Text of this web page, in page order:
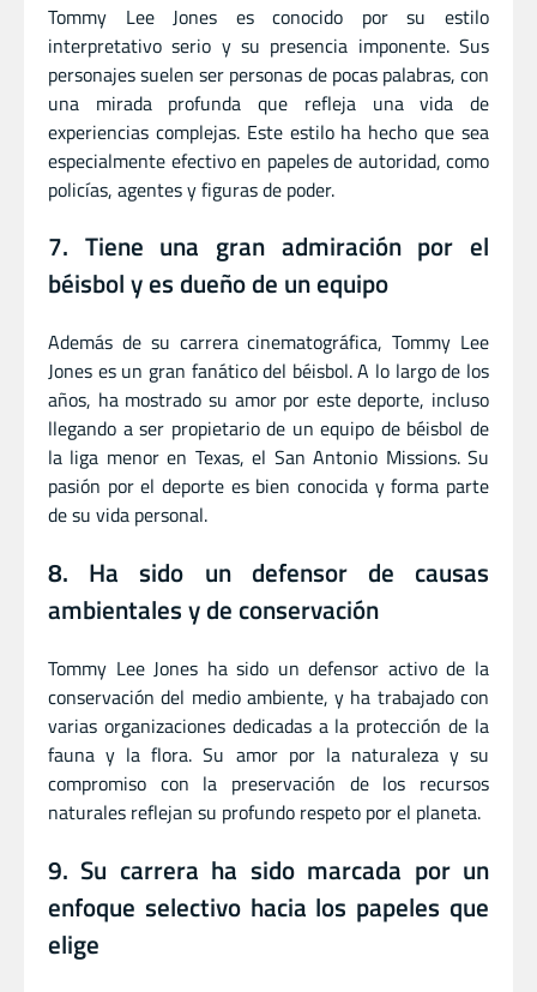
Tommy Lee Jones es conocido por su estilo
interpretativo serio y su presencia imponente. Sus
personajes suelen ser personas de pocas palabras, con
una mirada profunda que refleja una vida de
experiencias complejas. Este estilo ha hecho que sea
especialmente efectivo en papeles de autoridad, como
policías, agentes y figuras de poder.
7. Tiene una gran admiración por el
béisbol y es dueño de un equipo
Además de su carrera cinematográfica, Tommy Lee
Jones es un gran fanático del béisbol. A lo largo de los
años, ha mostrado su amor por este deporte, incluso
llegando a ser propietario de un equipo de béisbol de
la liga menor en Texas, el San Antonio Missions. Su
pasión por el deporte es bien conocida y forma parte
de su vida personal.
8. Ha sido un defensor de causas
ambientales y de conservación
Tommy Lee Jones ha sido un defensor activo de la
conservación del medio ambiente, y ha trabajado con
varias organizaciones dedicadas a la protección de la
fauna y la flora. Su amor por la naturaleza y su
compromiso con la preservación de los recursos
naturales reflejan su profundo respeto por el planeta.
9. Su carrera ha sido marcada por un
enfoque selectivo hacia los papeles que
elige